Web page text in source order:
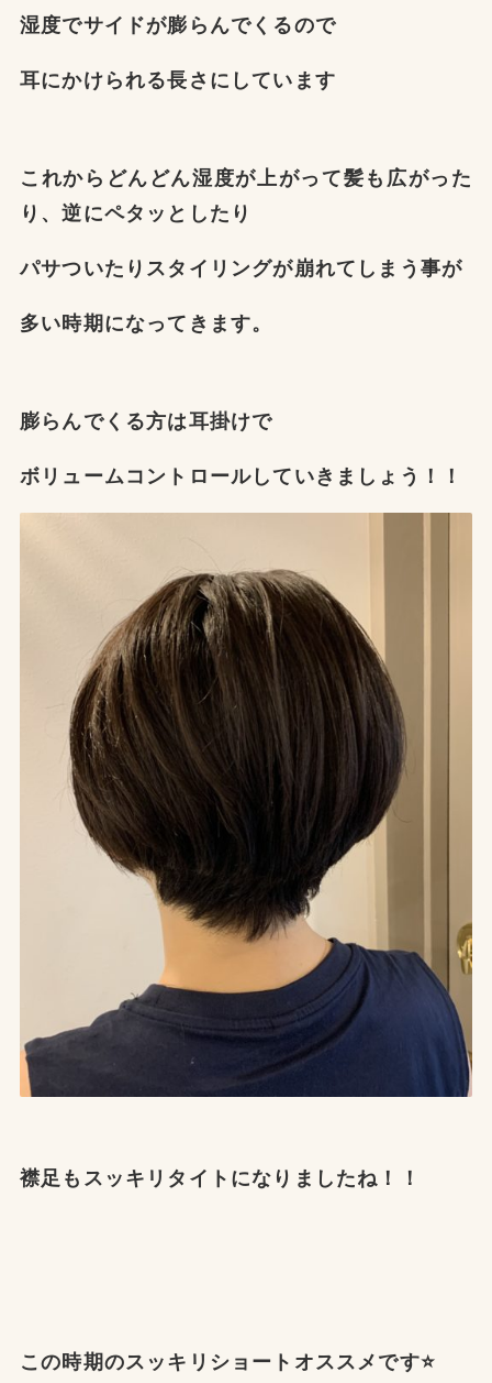
湿度でサイドが膨らんでくるので
耳にかけられる長さにしています
これからどんどん湿度が上がって髪も広がった
り、逆にペタッとしたり
パサついたりスタイリングが崩れてしまう事が
多い時期になってきます。
膨らんでくる方は耳掛けで
ボリュームコントロールしていきましょう！！
襟足もスッキリタイトになりましたね！！
この時期のスッキリショートオススメです⭐️